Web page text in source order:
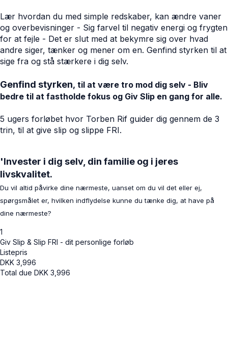
Lær hvordan du med simple redskaber, kan ændre vaner
og overbevisninger - Sig farvel til negativ energi og frygten
for at fejle - Det er slut med at bekymre sig over hvad
andre siger, tænker og mener om en. Genfind styrken til at
sige fra og stå stærkere i dig selv.
Genfind styrken, til at være tro mod dig selv - Bliv
bedre til at fastholde fokus og Giv Slip en gang for alle.
5 ugers forløbet hvor Torben Rif guider dig gennem de 3
trin, til at give slip og slippe FRI.
'Invester i dig selv, din familie og i jeres
livskvalitet.
Du vil altid påvirke dine nærmeste, uanset om du vil det eller ej,
spørgsmålet er, hvilken indflydelse kunne du tænke dig, at have på
dine nærmeste?
1
Giv Slip & Slip FRI - dit personlige forløb
Listepris
DKK 3,996
Total due DKK 3,996